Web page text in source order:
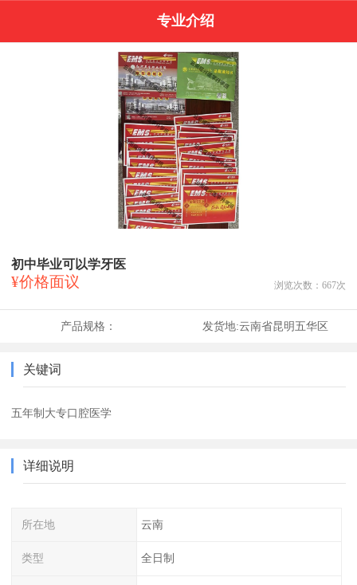
专业介绍
初中毕业可以学牙医
¥价格面议 浏览次数： 667次
产品规格： 发货地:云南省昆明五华区
关键词
五年制大专口腔医学
详细说明
所在地 云南
类型 全日制